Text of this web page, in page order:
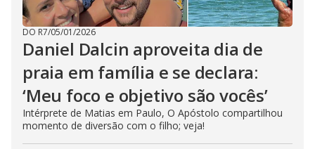
DO R7/05/01/2026
Daniel Dalcin aproveita dia de
praia em família e se declara:
‘Meu foco e objetivo são vocês’
Intérprete de Matias em Paulo, O Apóstolo compartilhou
momento de diversão com o filho; veja!